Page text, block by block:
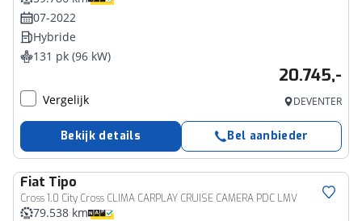
07-2022
Hybride
131 pk (96 kW)
20.745,-
Vergelijk DEVENTER
Bekijk details Bel aanbieder
Fiat Tipo
Cross 1.0 City Cross CLIMA CARPLAY CRUISE CAMERA PDC LMV
79.538 km